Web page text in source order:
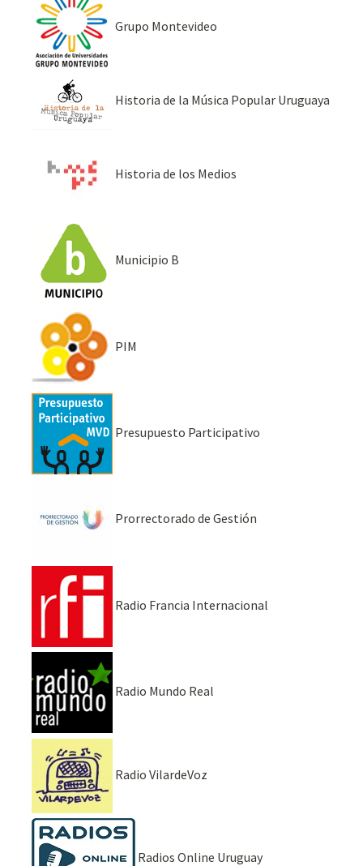
Grupo Montevideo
Historia de la Música Popular Uruguaya
Historia de los Medios
Municipio B
PIM
Presupuesto Participativo
Prorrectorado de Gestión
Radio Francia Internacional
Radio Mundo Real
Radio VilardeVoz
Radios Online Uruguay